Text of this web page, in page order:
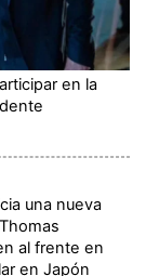
en la
una nueva
al frente en
en Japón